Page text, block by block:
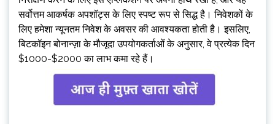
सर्वोत्तम आकर्षक अपशॉट्स के लिए स्पष्ट रूप से सिद्ध है। निवेशकों के
लिए हमेशा न्यूनतम निवेश के अवसर की आवश्यकता होती है। इसलिए,
बिटकॉइन बोनान्ज़ा के मौजूदा उपयोगकर्ताओं के अनुसार, वे प्रत्येक दिन
$1000-$2000 का लाभ कमा रहे हैं।